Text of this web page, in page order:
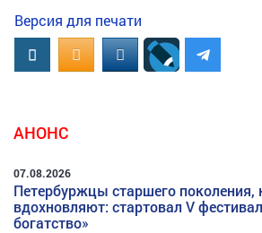
Версия для печати
ВконтактеOK.RUMAIL.RU
АНОНС
07.08.2026
Петербуржцы старшего поколения,
вдохновляют: стартовал V
богатство»